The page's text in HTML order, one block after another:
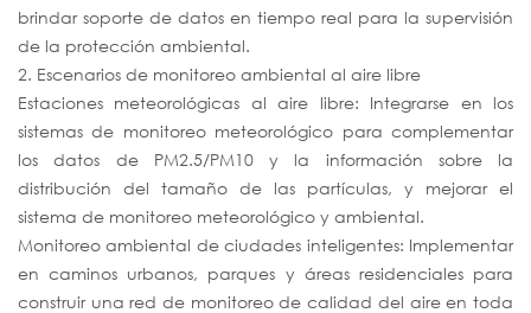
brindar soporte de datos en tiempo real para la supervisión
de la protección ambiental.
2. Escenarios de monitoreo ambiental al aire libre
Estaciones meteorológicas al aire libre: Integrarse en los
sistemas de monitoreo meteorológico para complementar
los datos de PM2.5/PM10 y la información sobre la
distribución del tamaño de las partículas, y mejorar el
sistema de monitoreo meteorológico y ambiental.
Monitoreo ambiental de ciudades inteligentes: Implementar
en caminos urbanos, parques y áreas residenciales para
construir una red de monitoreo de calidad del aire en toda